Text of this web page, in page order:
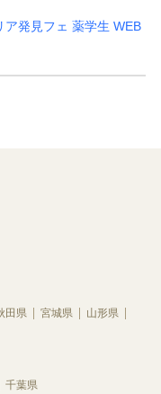
ア発見フェ 薬学生 WEB
田県 宮城県
山形県
千葉県